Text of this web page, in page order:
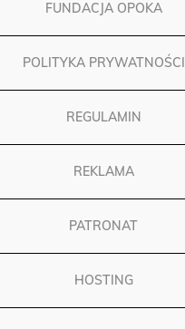
FUNDACJA OPOKA
POLITYKA PRYWATNOŚCI
REGULAMIN
REKLAMA
PATRONAT
HOSTING